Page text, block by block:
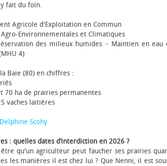
y fait du foin.
Agricole d'Exploitation en Commun
Agro-Environnementales et Climatiques
des milieux humides − Maintien en eau
4)
Baie (80) en chiffres :
70 ha de prairies permanentes
vaches laitières
Scohy
: quelles dates d’interdiction en 2026 ?
être qu'un agriculteur peut faucher ses prairies
les manières il est chez lui ? Que Nenni, il est